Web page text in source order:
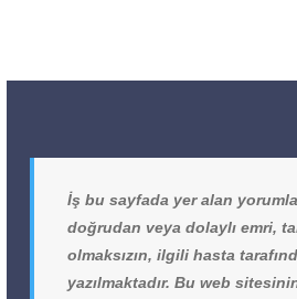
İş bu sayfada yer alan
doğrudan veya dolaylı emri,
olmaksızın, ilgili hasta
yazılmaktadır. Bu web